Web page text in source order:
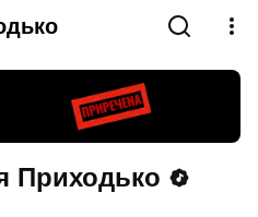
Приходько